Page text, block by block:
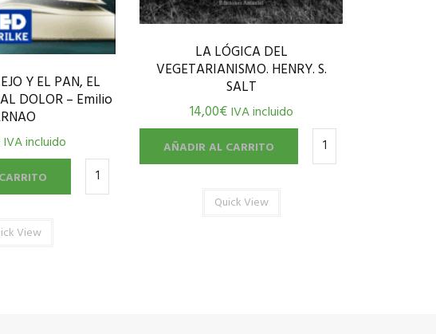
Y EL PAN, EL
DOLOR – Emilio
IVA incluido
View
LA LÓGICA DEL
VEGETARIANISMO. HENRY. S.
SALT
14,00€ IVA incluido
AÑADIR AL CARRITO
Quick View